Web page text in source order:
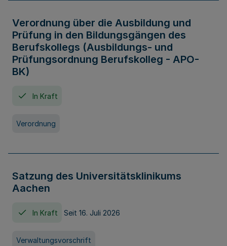
Verordnung über die Ausbildung und
Prüfung in den Bildungsgängen des
Berufskollegs (Ausbildungs- und
Prüfungsordnung Berufskolleg - APO-
BK)
In Kraft
Verordnung
Satzung des Universitätsklinikums
Aachen
In Kraft Seit 16. Juli 2026
Verwaltungsvorschrift